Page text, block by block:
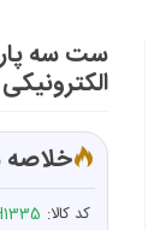
الکترونیکی
کد کالا: